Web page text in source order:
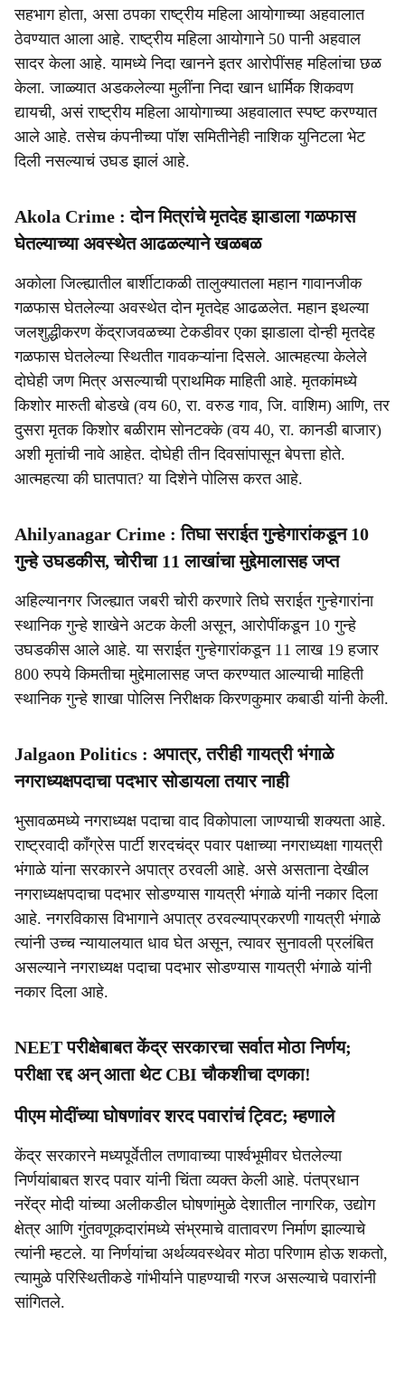
सहभाग होता, असा ठपका राष्ट्रीय महिला आयोगाच्या अहवालात
ठेवण्यात आला आहे. राष्ट्रीय महिला आयोगाने 50 पानी अहवाल
सादर केला आहे. यामध्ये निदा खानने इतर आरोपींसह महिलांचा छळ
केला. जाळ्यात अडकलेल्या मुलींना निदा खान धार्मिक शिकवण
द्यायची, असं राष्ट्रीय महिला आयोगाच्या अहवालात स्पष्ट करण्यात
आले आहे. तसेच कंपनीच्या पॉश समितीनेही नाशिक युनिटला भेट
दिली नसल्याचं उघड झालं आहे.
Akola Crime : दोन मित्रांचे मृतदेह झाडाला गळफास
घेतल्याच्या अवस्थेत आढळल्याने खळबळ
अकोला जिल्ह्यातील बार्शीटाकळी तालुक्यातला महान गावानजीक
गळफास घेतलेल्या अवस्थेत दोन मृतदेह आढळलेत. महान इथल्या
जलशुद्धीकरण केंद्राजवळच्या टेकडीवर एका झाडाला दोन्ही मृतदेह
गळफास घेतलेल्या स्थितीत गावकऱ्यांना दिसले. आत्महत्या केलेले
दोघेही जण मित्र असल्याची प्राथमिक माहिती आहे. मृतकांमध्ये
किशोर मारुती बोडखे (वय 60, रा. वरुड गाव, जि. वाशिम) आणि, तर
दुसरा मृतक किशोर बळीराम सोनटक्के (वय 40, रा. कानडी बाजार)
अशी मृतांची नावे आहेत. दोघेही तीन दिवसांपासून बेपत्ता होते.
आत्महत्या की घातपात? या दिशेने पोलिस करत आहे.
Ahilyanagar Crime : तिघा सराईत गुन्हेगारांकडून 10
गुन्हे उघडकीस, चोरीचा 11 लाखांचा मुद्देमालासह जप्त
अहिल्यानगर जिल्ह्यात जबरी चोरी करणारे तिघे सराईत गुन्हेगारांना
स्थानिक गुन्हे शाखेने अटक केली असून, आरोपींकडून 10 गुन्हे
उघडकीस आले आहे. या सराईत गुन्हेगारांकडून 11 लाख 19 हजार
800 रुपये किमतीचा मुद्देमालासह जप्त करण्यात आल्याची माहिती
स्थानिक गुन्हे शाखा पोलिस निरीक्षक किरणकुमार कबाडी यांनी केली.
Jalgaon Politics : अपात्र, तरीही गायत्री भंगाळे
नगराध्यक्षपदाचा पदभार सोडायला तयार नाही
भुसावळमध्ये नगराध्यक्ष पदाचा वाद विकोपाला जाण्याची शक्यता आहे.
राष्ट्रवादी काँग्रेस पार्टी शरदचंद्र पवार पक्षाच्या नगराध्यक्षा गायत्री
भंगाळे यांना सरकारने अपात्र ठरवली आहे. असे असताना देखील
नगराध्यक्षपदाचा पदभार सोडण्यास गायत्री भंगाळे यांनी नकार दिला
आहे. नगरविकास विभागाने अपात्र ठरवल्याप्रकरणी गायत्री भंगाळे
त्यांनी उच्च न्यायालयात धाव घेत असून, त्यावर सुनावली प्रलंबित
असल्याने नगराध्यक्ष पदाचा पदभार सोडण्यास गायत्री भंगाळे यांनी
नकार दिला आहे.
NEET परीक्षेबाबत केंद्र सरकारचा सर्वात मोठा निर्णय;
परीक्षा रद्द अन् आता थेट CBI चौकशीचा दणका!
पीएम मोदींच्या घोषणांवर शरद पवारांचं ट्विट; म्हणाले
केंद्र सरकारने मध्यपूर्वेतील तणावाच्या पार्श्वभूमीवर घेतलेल्या
निर्णयांबाबत शरद पवार यांनी चिंता व्यक्त केली आहे. पंतप्रधान
नरेंद्र मोदी यांच्या अलीकडील घोषणांमुळे देशातील नागरिक, उद्योग
क्षेत्र आणि गुंतवणूकदारांमध्ये संभ्रमाचे वातावरण निर्माण झाल्याचे
त्यांनी म्हटले. या निर्णयांचा अर्थव्यवस्थेवर मोठा परिणाम होऊ शकतो,
त्यामुळे परिस्थितीकडे गांभीर्याने पाहण्याची गरज असल्याचे पवारांनी
सांगितले.